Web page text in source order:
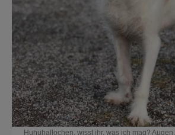
Huhuhallöchen, wisst ihr, was ich mag? Augen.